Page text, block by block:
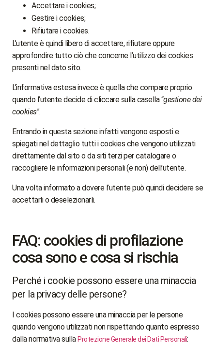
Accettare i cookies;
Gestire i cookies;
Rifiutare i cookies.
L’utente è quindi libero di accettare, rifiutare oppure
approfondire tutto ciò che concerne l’utilizzo dei cookies
presenti nel dato sito.
L’informativa estesa invece è quella che compare proprio
quando l’utente decide di cliccare sulla casella “gestione dei
cookies”.
Entrando in questa sezione infatti vengono esposti e
spiegati nel dettaglio tutti i cookies che vengono utilizzati
direttamente dal sito o da siti terzi per catalogare o
raccogliere le informazioni personali (e non) dell’utente.
Una volta informato a dovere l’utente può quindi decidere se
accettarli o deselezionarli.
FAQ: cookies di profilazione
cosa sono e cosa si rischia
Perché i cookie possono essere una minaccia
per la privacy delle persone?
I cookies possono essere una minaccia per le persone
quando vengono utilizzati non rispettando quanto espresso
dalla normativa sulla Protezione Generale dei Dati Personali: